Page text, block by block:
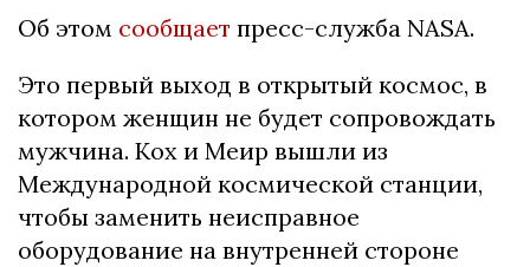
Об этом сообщает пресс-служба NASA.
Это первый выход в открытый космос, в
котором женщин не будет сопровождать
мужчина. Кох и Меир вышли из
Международной космической станции,
чтобы заменить неисправное
оборудование на внутренней стороне